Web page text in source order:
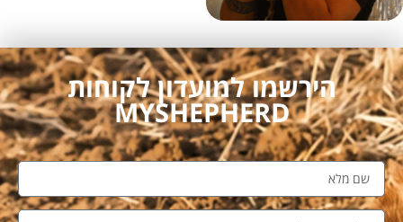
הירשמו למועדון לקוחות
MYSHEPHERD